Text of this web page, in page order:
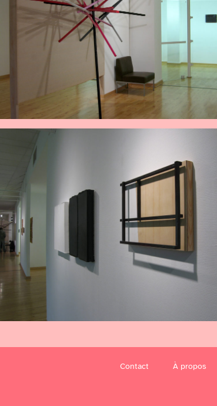
Contact À propos